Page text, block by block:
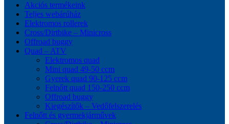
Akciós termékeink
Teljes webárúház
Elektromos rollerek
Cross/Dirtbike – Minicross
Offroad buggy
Quad – ATV
Elektromos quad
Mini quad 49-50 ccm
Gyerek quad 90-125 ccm
Felnőtt quad 150-250 ccm
Offroad buggy
Kiegészítők – Vedőfelszerelés
Felnőtt és gyermekjárművek